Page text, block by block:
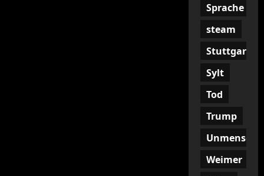
Sprache
steam
Stuttgart
Sylt
Tod
Trump
Weimer